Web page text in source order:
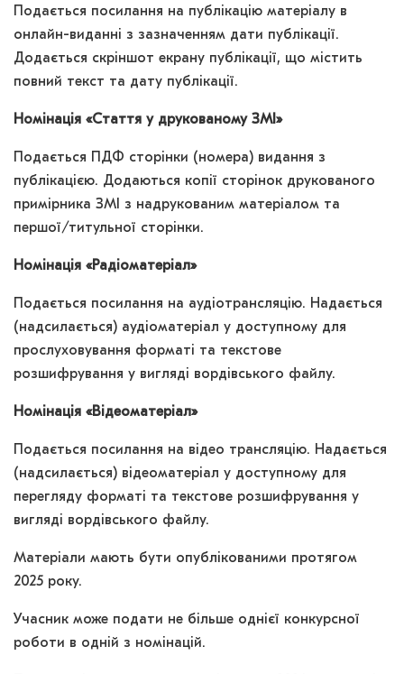
Подається посилання на публікацію матеріалу в
онлайн-виданні з зазначенням дати публікації.
Додається скріншот екрану публікації, що містить
повний текст та дату публікації.
Номінація «Стаття у друкованому ЗМІ»
Подається ПДФ сторінки (номера) видання з
публікацією. Додаються копії сторінок друкованого
примірника ЗМІ з надрукованим матеріалом та
першої/титульної сторінки.
Номінація «Радіоматеріал»
Подається посилання на аудіотрансляцію. Надається
(надсилається) аудіоматеріал у доступному для
прослуховування форматі та текстове
розшифрування у вигляді вордівського файлу.
Номінація «Відеоматеріал»
Подається посилання на відео трансляцію. Надається
(надсилається) відеоматеріал у доступному для
перегляду форматі та текстове розшифрування у
вигляді вордівського файлу.
Матеріали мають бути опублікованими протягом
2025 року.
Учасник може подати не більше однієї конкурсної
роботи в одній з номінацій.